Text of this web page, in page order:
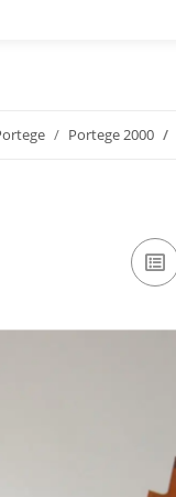
Portege 2000